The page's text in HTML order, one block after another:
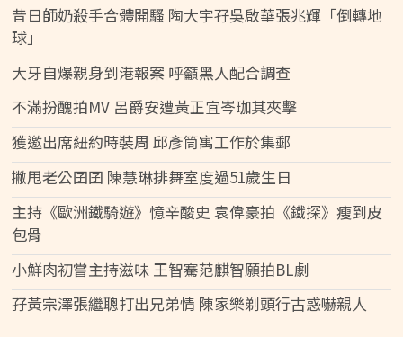
昔日師奶殺手合體開騷 陶大宇孖吳啟華張兆輝「倒轉地
球」
大牙自爆親身到港報案 呼籲黑人配合調查
不滿扮醜拍MV 呂爵安遭黃正宜岑珈其夾擊
獲邀出席紐約時裝周 邱彥筒寓工作於集郵
撇甩老公囝囝 陳慧琳排舞室度過51歲生日
主持《歐洲鐵騎遊》憶辛酸史 袁偉豪拍《鐵探》瘦到皮
包骨
小鮮肉初嘗主持滋味 王智騫范麒智願拍BL劇
孖黃宗澤張繼聰打出兄弟情 陳家樂剃頭行古惑嚇親人